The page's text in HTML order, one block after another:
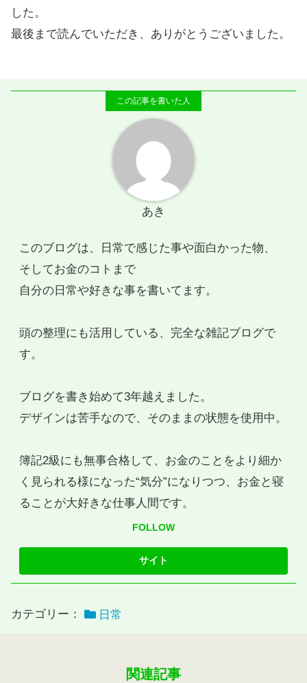
した。
最後まで読んでいただき、ありがとうございました。
あき
このブログは、日常で感じた事や面白かった物、
そしてお金のコトまで
自分の日常や好きな事を書いてます。
頭の整理にも活用している、完全な雑記ブログで
す。
ブログを書き始めて3年越えました。
デザインは苦手なので、そのままの状態を使用中。
簿記2級にも無事合格して、お金のことをより細か
く見られる様になった“気分”になりつつ、お金と寝
ることが大好きな仕事人間です。
FOLLOW
カテゴリー： 日常
関連記事